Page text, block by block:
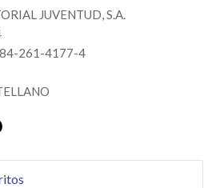
JUVENTUD, S.A.
261-4177-4